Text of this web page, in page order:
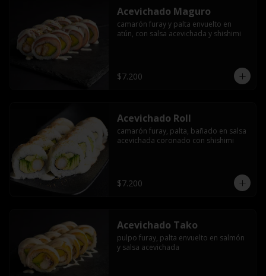
Acevichado Maguro
camarón furay y palta envuelto en
atún, con salsa acevichada y shishimi
$7.200
Acevichado Roll
camarón furay, palta, bañado en salsa
acevichada coronado con shishimi
$7.200
Acevichado Tako
pulpo furay, palta envuelto en salmón
y salsa acevichada